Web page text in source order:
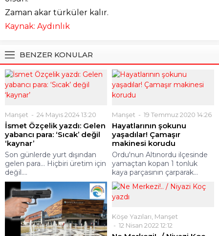
Zaman akar türküler kalır.
Kaynak: Aydınlık
BENZER KONULAR
Manşet 24 Mayıs 2024 13:20
İsmet Özçelik yazdı: Gelen
yabancı para: ‘Sıcak’ değil
‘kaynar’
Son günlerde yurt dışından
gelen para… Hiçbiri üretim için
değil....
Manşet 19 Temmuz 2020 14:26
Hayatlarının şokunu
yaşadılar! Çamaşır
makinesi korudu
Ordu'nun Altınordu ilçesinde
yamaçtan kopan 1 tonluk
kaya parçasının çarparak...
Köşe Yazıları, Manşet
12 Nisan 2022 12:12